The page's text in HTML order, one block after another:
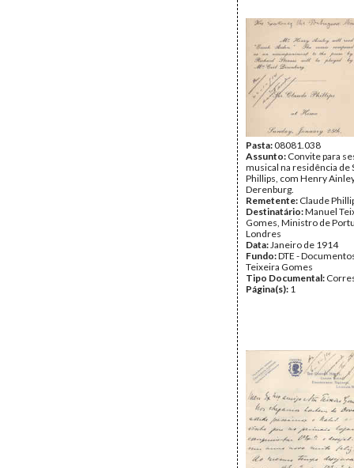
Pasta:08081.038
Assunto: Convite para
musical na residência de
Phillips, com Henry
Derenburg.
Remetente: Claude
Destinatário:Manuel
Gomes, Ministro de
Londres
Data:Janeiro de 1914
Fundo:DTE -
Teixeira Gomes
Tipo Documental:
Página(s): 1